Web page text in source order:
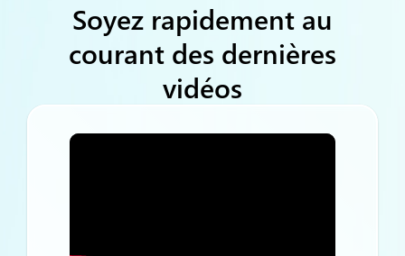
Soyez rapidement au
courant des dernières
vidéos